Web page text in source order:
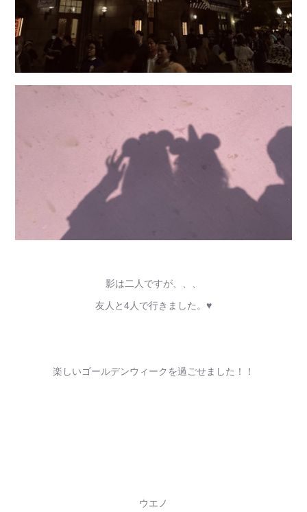
影は二人ですが、、、
友人と4人で行きました。♥
楽しいゴールデンウィークを過ごせました！！
ウエノ